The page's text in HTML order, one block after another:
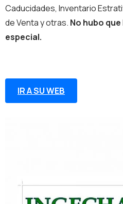
Caducidades, Inventario
de Venta y otras. No hubo
especial.
IR A SU WEB